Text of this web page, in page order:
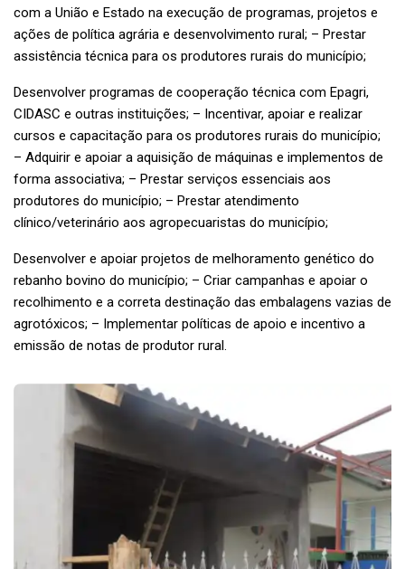
com a União e Estado na execução de programas, projetos e
ações de política agrária e desenvolvimento rural; – Prestar
assistência técnica para os produtores rurais do município;
Desenvolver programas de cooperação técnica com Epagri,
CIDASC e outras instituições; – Incentivar, apoiar e realizar
cursos e capacitação para os produtores rurais do município;
– Adquirir e apoiar a aquisição de máquinas e implementos de
forma associativa; – Prestar serviços essenciais aos
produtores do município; – Prestar atendimento
clínico/veterinário aos agropecuaristas do município;
Desenvolver e apoiar projetos de melhoramento genético do
rebanho bovino do município; – Criar campanhas e apoiar o
recolhimento e a correta destinação das embalagens vazias de
agrotóxicos; – Implementar políticas de apoio e incentivo a
emissão de notas de produtor rural.